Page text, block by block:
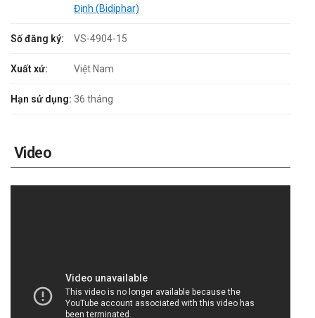
Định (Bidiphar)
Số đăng ký: VS-4904-15
Xuất xứ: Việt Nam
Hạn sử dụng: 36 tháng
Video